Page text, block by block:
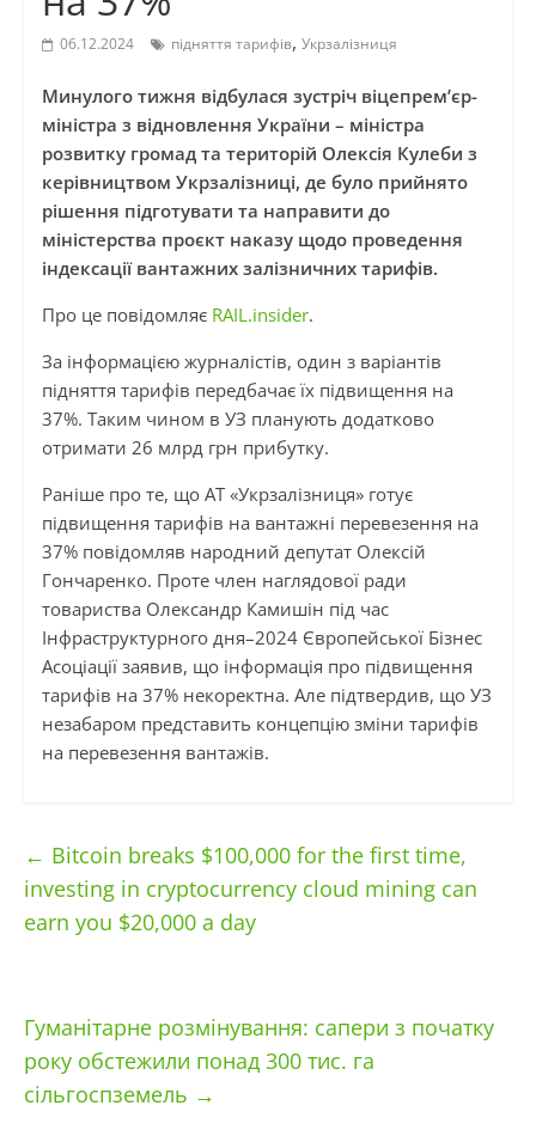
06.12.2024 підняття тарифів, Укрзалізниця
Минулого тижня відбулася зустріч віцепрем’єр-
міністра з відновлення України – міністра
розвитку громад та територій Олексія Кулеби з
керівництвом Укрзалізниці, де було прийнято
рішення підготувати та направити до
міністерства проєкт наказу щодо проведення
індексації вантажних залізничних тарифів.
Про це повідомляє RAIL.insider.
За інформацією журналістів, один з варіантів
підняття тарифів передбачає їх підвищення на
37%. Таким чином в УЗ планують додатково
отримати 26 млрд грн прибутку.
Раніше про те, що АТ «Укрзалізниця» готує
підвищення тарифів на вантажні перевезення на
37% повідомляв народний депутат Олексій
Гончаренко. Проте член наглядової ради
товариства Олександр Камишін під час
Інфраструктурного дня–2024 Європейської Бізнес
Асоціації заявив, що інформація про підвищення
тарифів на 37% некоректна. Але підтвердив, що УЗ
незабаром представить концепцію зміни тарифів
на перевезення вантажів.
← Bitcoin breaks $100,000 for the first time,
investing in cryptocurrency cloud mining can
earn you $20,000 a day
Гуманітарне розмінування: сапери з початку
року обстежили понад 300 тис. га
сільгоспземель →